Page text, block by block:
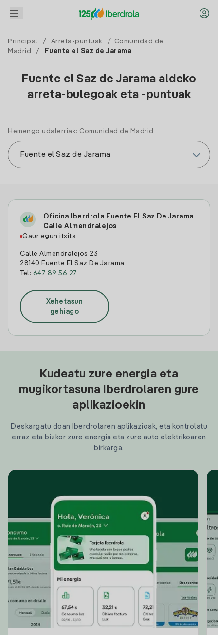
Principal / Arreta-puntuak /
Comunidad de
Madrid
/ Fuente el Saz de Jarama
Fuente el Saz de Jarama aldeko
arreta-bulegoak eta -puntuak
Hemengo udalerriak: Comunidad de Madrid
Oficina Iberdrola Fuente El Saz De Jarama
Calle Almendralejos
Gaur egun itxita
Calle Almendralejos 23
28140 Fuente El Saz De Jarama
Tel: 647 89 56 27
Xehetasun
gehiago
Kudeatu zure energia eta
mugikortasuna Iberdrolaren gure
aplikazioekin
Deskargatu doan Iberdrolaren aplikazioak, eta kontrolatu
erraz eta bizkor zure energia eta zure auto elektrikoaren
birkarga.